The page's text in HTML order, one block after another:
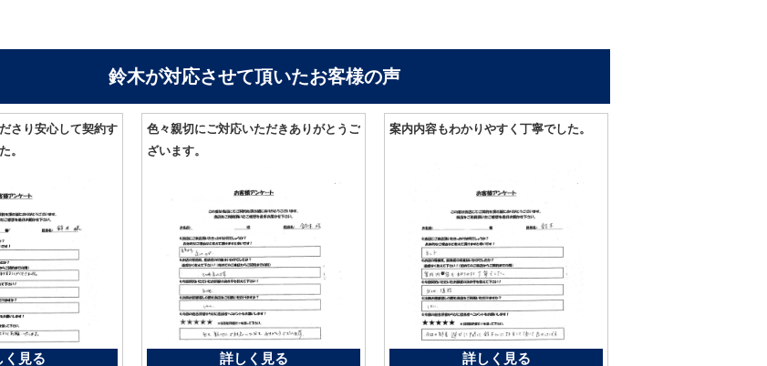
鈴木が対応させて頂いたお客様の声
さり安心して契約す
。
く見る
色々親切にご対応いただきありがとうご
ざいます。
詳しく見る
案内内容もわかりやすく丁寧でした。
詳しく見る